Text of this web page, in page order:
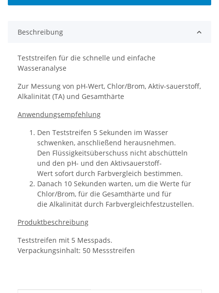
Beschreibung
Teststreifen für die schnelle und einfache
Wasseranalyse
Zur Messung von pH-Wert, Chlor/Brom, Aktiv-sauerstoff,
Alkalinität (TA) und Gesamthärte
Anwendungsempfehlung
Den Teststreifen 5 Sekunden im Wasser
schwenken, anschließend herausnehmen.
Den Flüssigkeitsüberschuss nicht abschütteln
und den pH- und den Aktivsauerstoff-
Wert sofort durch Farbvergleich bestimmen.
Danach 10 Sekunden warten, um die Werte für
Chlor/Brom, für die Gesamthärte und für
die Alkalinität durch Farbvergleichfestzustellen.
Produktbeschreibung
Teststreifen mit 5 Messpads.
Verpackungsinhalt: 50 Messstreifen